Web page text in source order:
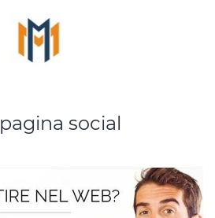
pagina social